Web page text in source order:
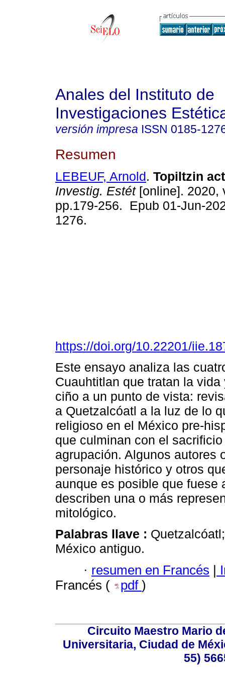
Anales del Instituto de
Investigaciones
versión impresa ISSN 0185-
Resumen
LEBEUF, Arnold. Topiltzin
Investig. Estét[online]. 2020,
pp.179-256. Epub 01-Jun-
1276.
https://doi.org/10.22201/
Este ensayo analiza las
Cuauhtitlan que tratan la
ciño a un punto de vista:
a Quetzalcóatl a la luz de lo
religioso en el México pre-
que culminan con el
agrupación. Algunos autores
personaje histórico y otros
aunque es posible que fuese
describen una o más
mitológico.
Palabras llave :
México antiguo.
· resumen en Francés |
Francés (
pdf )
Circuito Maestro Mario
Universitaria, Ciudad de
55)